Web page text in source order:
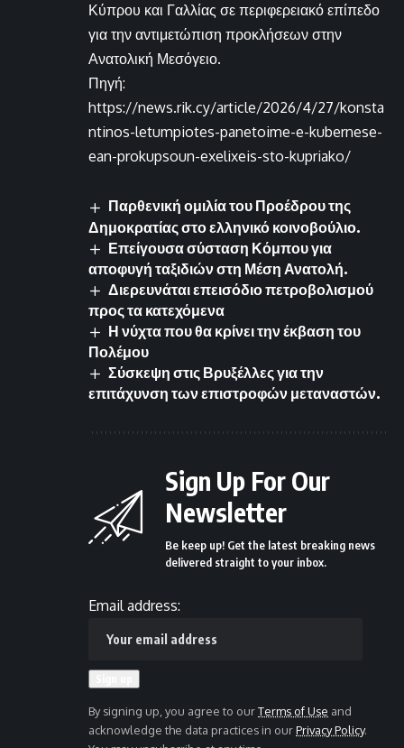
Κύπρου και Γαλλίας σε περιφερειακό επίπεδο
για την αντιμετώπιση προκλήσεων στην
Ανατολική Μεσόγειο.
Πηγή:
https://news.rik.cy/article/2026/4/27/konsta
ntinos-letumpiotes-panetoime-e-kubernese-
ean-prokupsoun-exelixeis-sto-kupriako/
Παρθενική ομιλία του Προέδρου της
Δημοκρατίας στο ελληνικό κοινοβούλιο.
Επείγουσα σύσταση Κόμπου για
αποφυγή ταξιδιών στη Μέση Ανατολή.
Διερευνάται επεισόδιο πετροβολισμού
προς τα κατεχόμενα
Η νύχτα που θα κρίνει την έκβαση του
Πολέμου
Σύσκεψη στις Βρυξέλλες για την
επιτάχυνση των επιστροφών μεταναστών.
Sign Up For Our
Newsletter
Be keep up! Get the latest breaking news
delivered straight to your inbox.
Email address:
By signing up, you agree to ourTerms of Use and
acknowledge the data practices in ourPrivacy Policy.